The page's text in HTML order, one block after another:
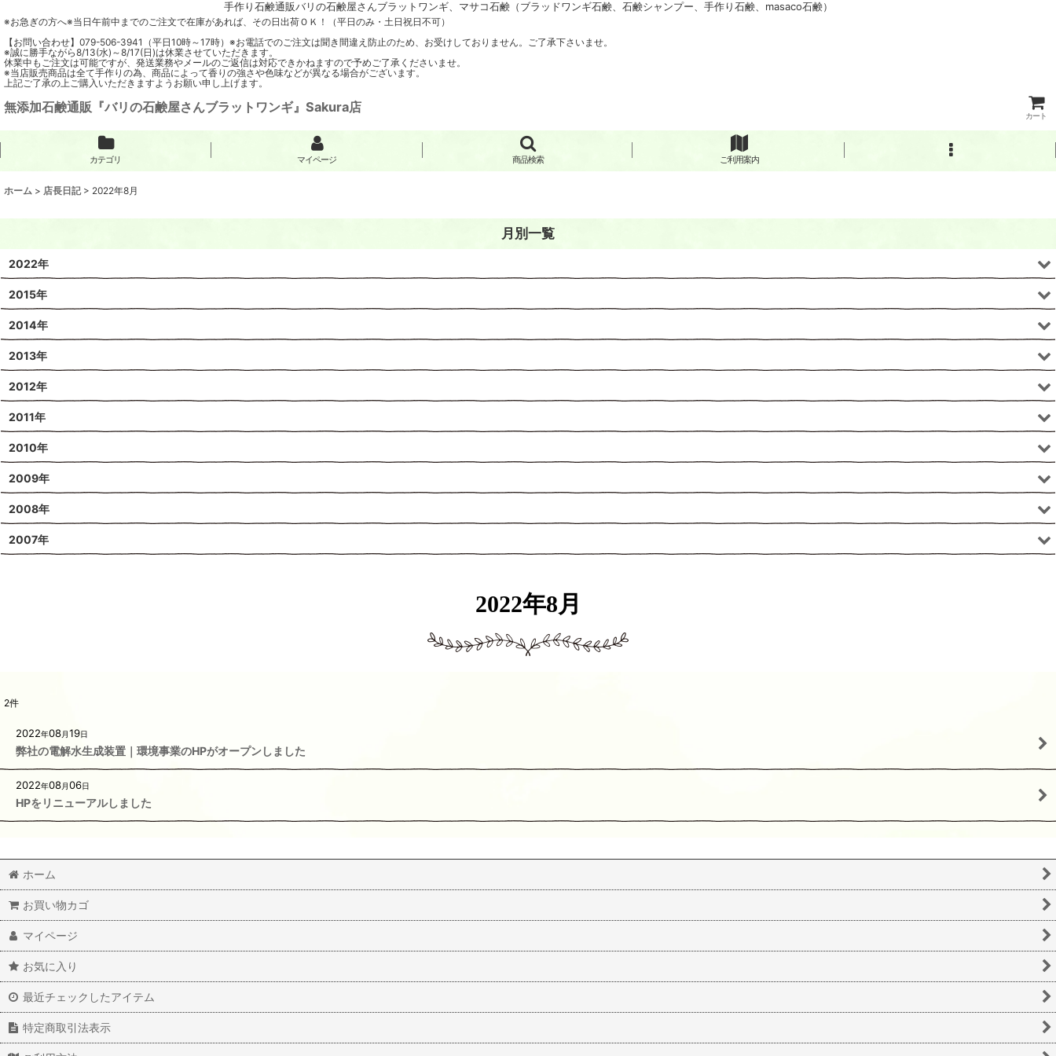
手作り石鹸通販バリの石鹸屋さんブラットワンギ、マサコ石鹸（ブラッドワンギ石鹸、石鹸シャンプー、手作り石鹸、masaco石鹸）
※お急ぎの方へ※当日午前中までのご注文で在庫があれば、その日出荷ＯＫ！（平日のみ・土日祝日不可）
【お問い合わせ】079-506-3941（平日10時～17時）※お電話でのご注文は聞き間違え防止のため、お受けしておりません。ご了承下さいませ。
※誠に勝手ながら8/13(水)～8/17(日)は休業させていただきます。
休業中もご注文は可能ですが、発送業務やメールのご返信は対応できかねますので予めご了承くださいませ。
※当店販売商品は全て手作りの為、商品によって香りの強さや色味などが異なる場合がございます。
上記ご了承の上ご購入いただきますようお願い申し上げます。
無添加石鹸通販『バリの石鹸屋さんブラットワンギ』Sakura店
カート
カテゴリ マイページ 商品検索 ご利用案内
ホーム > 店長日記 > 2022年8月
2022年8月
2件
2022年08月19日
弊社の電解水生成装置｜環境事業のHPがオープンしました
2022年08月06日
HPをリニューアルしました
月別一覧
2022年
2015年
2014年
2013年
2012年
2011年
2010年
2009年
2008年
2007年
ホーム
お買い物カゴ
マイページ
お気に入り
最近チェックしたアイテム
特定商取引法表示